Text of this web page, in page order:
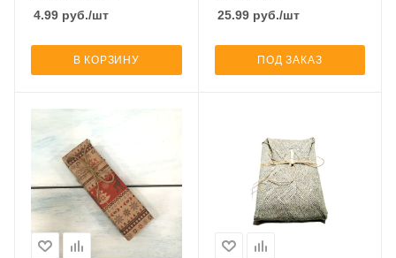
4.99 руб./шт
В КОРЗИНУ
25.99руб./шт
ПОД ЗАКАЗ